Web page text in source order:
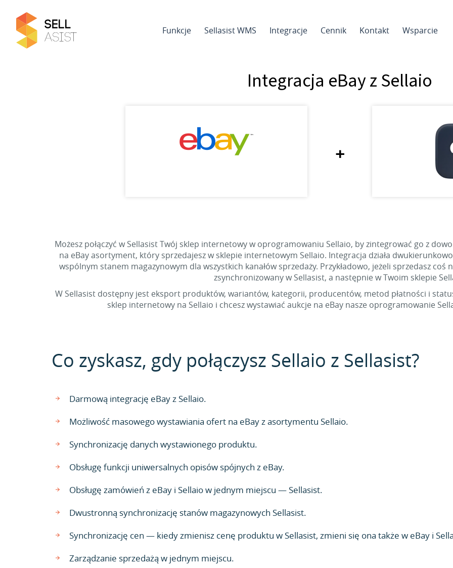
Funkcje Sellasist WMS Integracje Cennik Kontakt Wsparcie
Integracja eBay z Sellaio
+
Możesz połączyć w Sellasist Twój sklep internetowy w oprogramowaniu Sellaio, by zintegrować go z
na eBay asortyment, który sprzedajesz w sklepie internetowym Sellaio. Integracja działa
wspólnym stanem magazynowym dla wszystkich kanałów sprzedaży. Przykładowo, jeżeli sprzedasz
zsynchronizowany w Sellasist, a następnie w Twoim sklepie
W Sellasist dostępny jest eksport produktów, wariantów, kategorii, producentów, metod płatności i
sklep internetowy na Sellaio i chcesz wystawiać aukcje na eBay nasze oprogramowanie
Co zyskasz, gdy połączysz Sellaio z Sellasist?
Darmową integrację eBay z Sellaio.
Możliwość masowego wystawiania ofert na eBay z asortymentu Sellaio.
Synchronizację danych wystawionego produktu.
Obsługę funkcji uniwersalnych opisów spójnych z eBay.
Obsługę zamówień z eBay i Sellaio w jednym miejscu — Sellasist.
Dwustronną synchronizację stanów magazynowych Sellasist.
Synchronizację cen — kiedy zmienisz cenę produktu w Sellasist, zmieni się ona także w eBay i
Zarządzanie sprzedażą w jednym miejscu.